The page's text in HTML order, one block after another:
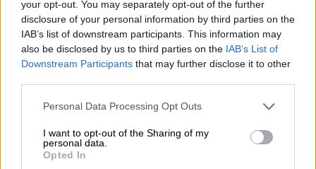
your opt-out. You may separately opt-out of the further
disclosure of your personal information by third parties on the
IAB’s list of downstream participants. This information may
also be disclosed by us to third parties on the IAB’s List of
Downstream Participants that may further disclose it to other
Please note that this website/app uses one or more Google
not limited to your visit or usage behaviour. You may click to
grant or deny consent to Google and its third-party tags to
use your data for below specified purposes in below Google
Personal Data Processing Opt Outs
I want to opt-out of the Sharing of my
personal data.
Opted In
että hyviä esimerkkejä toimivista,
uudenlaisista käytännöistä työpaikoilla on
olemassa paljonkin.
Unelmasta on jo tehty
totta – tekisitkö sinäkin?
Palataan takaisin tilitoimistojen